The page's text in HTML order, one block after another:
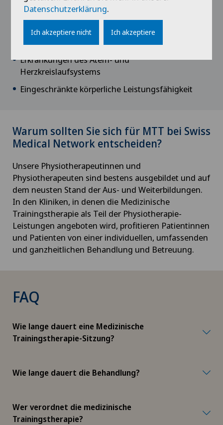
Rückenschmerzen
Osteoporose
Erkrankungen des Atem- und
Herzkreislaufsystems
Eingeschränkte körperliche Leistungsfähigkeit
Warum sollten Sie sich für MTT bei Swiss
Medical Network entscheiden?
Unsere Physiotherapeutinnen und
Physiotherapeuten sind bestens ausgebildet und auf
dem neusten Stand der Aus- und Weiterbildungen.
In den Kliniken, in denen die Medizinische
Trainingstherapie als Teil der Physiotherapie-
Leistungen angeboten wird, profitieren Patientinnen
und Patienten von einer individuellen, umfassenden
und ganzheitlichen Behandlung und Betreuung.
FAQ
Wie lange dauert eine Medizinische
Trainingstherapie-Sitzung?
Wie lange dauert die Behandlung?
Wer verordnet die medizinische
Trainingstherapie?
Datenschutzerklärung.
Ich akzeptiere nicht Ich akzeptiere